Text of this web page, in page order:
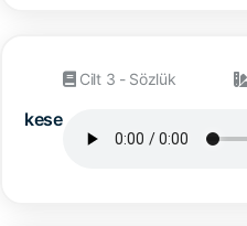
kese
Cilt 3 - Sözlük